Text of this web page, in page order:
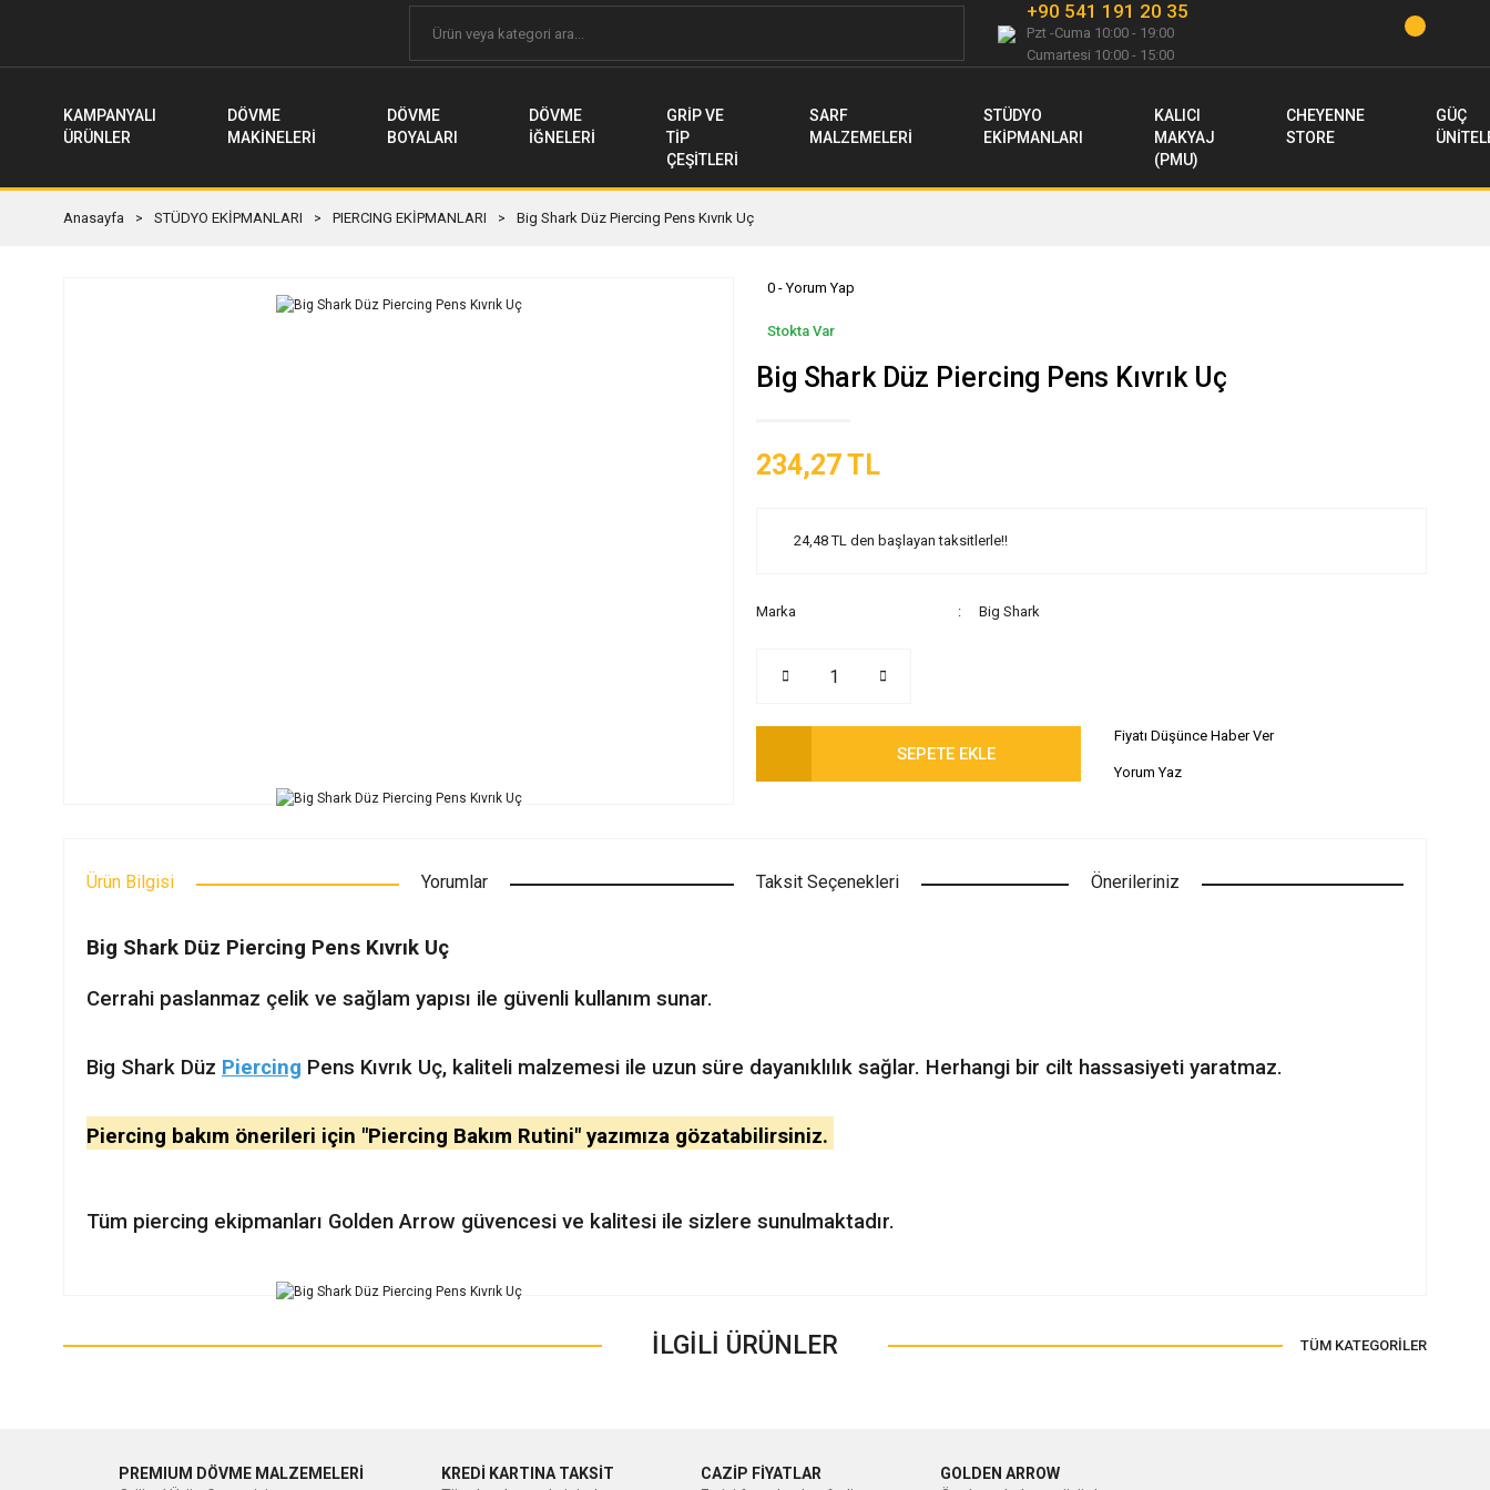
+90 541 191 20 35
Pzt -Cuma 10:00 - 19:00
Cumartesi 10:00 - 15:00
KAMPANYALI
ÜRÜNLER
DÖVME
MAKİNELERİ
DÖVME
BOYALARI
DÖVME
İĞNELERİ
GRİP VE
TİP
ÇEŞİTLERİ
SARF
MALZEMELERİ
STÜDYO
EKİPMANLARI
KALICI
MAKYAJ
(PMU)
CHEYENNE
STORE
GÜÇ
Anasayfa STÜDYO EKİPMANLARI PIERCING EKİPMANLARI Big Shark Düz Piercing Pens Kıvrık Uç
0 - Yorum Yap
Stokta Var
Big Shark Düz Piercing Pens Kıvrık Uç
234,27 TL
24,48 TL den başlayan taksitlerle!!
Marka Big Shark
SEPETE EKLE
Fiyatı Düşünce Haber Ver
Yorum Yaz
Ürün Bilgisi Yorumlar Taksit Seçenekleri Önerileriniz
Big Shark Düz Piercing Pens Kıvrık Uç
Cerrahi paslanmaz çelik ve sağlam yapısı ile güvenli kullanım sunar.
Big Shark Düz Piercing Pens Kıvrık Uç, kaliteli malzemesi ile uzun süre dayanıklılık sağlar. Herhangi bir cilt hassasiyeti yaratmaz.
Piercing bakım önerileri için "Piercing Bakım Rutini" yazımıza gözatabilirsiniz.
Tüm piercing ekipmanları Golden Arrow güvencesi ve kalitesi ile sizlere sunulmaktadır.
Bu ürüne ilk yorumu siz yapın!
Bu ürünün fiyat bilgisi, resim, ürün açıklamalarında ve diğer konularda yetersiz gördüğünüz noktaları öneri formunu kullanarak tarafımıza iletebilirsiniz.
İLGİLİ ÜRÜNLER TÜM KATEGORİLER
PREMIUM DÖVME MALZEMELERİ
KREDİ KARTINA TAKSİT
CAZİP FİYATLAR
GOLDEN ARROW